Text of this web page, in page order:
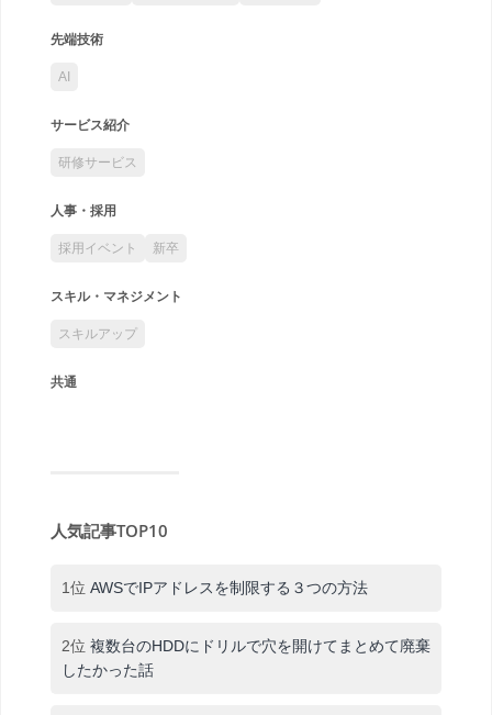
先端技術
AI
サービス紹介
研修サービス
人事・採用
採用イベント 新卒
スキル・マネジメント
スキルアップ
共通
人気記事TOP10
1位 AWSでIPアドレスを制限する３つの方法
2位 複数台のHDDにドリルで穴を開けてまとめて廃棄
したかった話